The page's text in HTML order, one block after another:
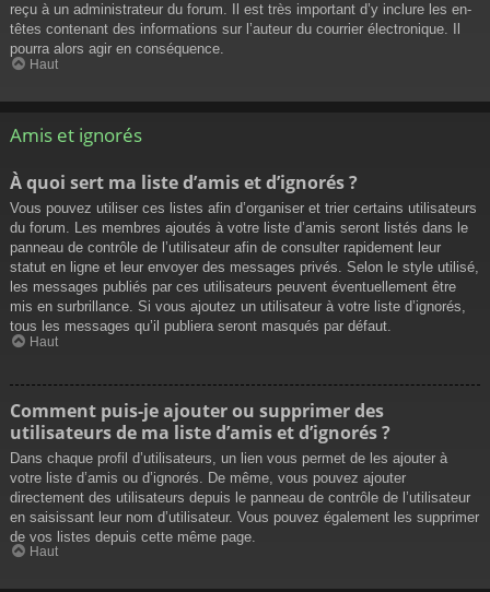
reçu à un administrateur du forum. Il est très important d’y inclure les en-
têtes contenant des informations sur l’auteur du courrier électronique. Il
pourra alors agir en conséquence.
Haut
Amis et ignorés
À quoi sert ma liste d’amis et d’ignorés ?
Vous pouvez utiliser ces listes afin d’organiser et trier certains utilisateurs
du forum. Les membres ajoutés à votre liste d’amis seront listés dans le
panneau de contrôle de l’utilisateur afin de consulter rapidement leur
statut en ligne et leur envoyer des messages privés. Selon le style utilisé,
les messages publiés par ces utilisateurs peuvent éventuellement être
mis en surbrillance. Si vous ajoutez un utilisateur à votre liste d’ignorés,
tous les messages qu’il publiera seront masqués par défaut.
Haut
Comment puis-je ajouter ou supprimer des
utilisateurs de ma liste d’amis et d’ignorés ?
Dans chaque profil d’utilisateurs, un lien vous permet de les ajouter à
votre liste d’amis ou d’ignorés. De même, vous pouvez ajouter
directement des utilisateurs depuis le panneau de contrôle de l’utilisateur
en saisissant leur nom d’utilisateur. Vous pouvez également les supprimer
de vos listes depuis cette même page.
Haut